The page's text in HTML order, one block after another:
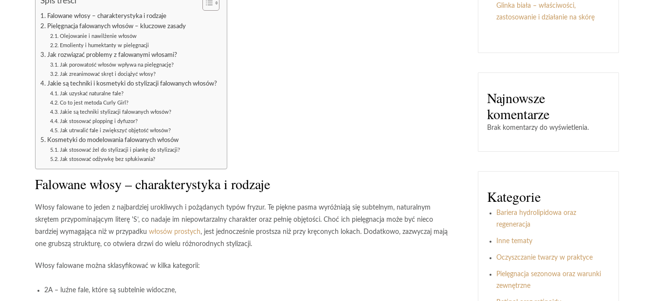
Falowane włosy – charakterystyka i rodzaje
Pielęgnacja falowanych włosów – kluczowe zasady
Olejowanie i nawilżenie włosów
Emolienty i humektanty w pielęgnacji
Jak rozwiązać problemy z falowanymi włosami?
Jak porowatość włosów wpływa na pielęgnację?
Jak zreanimować skręt i dociążyć włosy?
Jakie są techniki i kosmetyki do stylizacji falowanych włosów?
Jak uzyskać naturalne fale?
Co to jest metoda Curly Girl?
Jakie są techniki stylizacji falowanych włosów?
Jak stosować plopping i dyfuzor?
Jak utrwalić fale i zwiększyć objętość włosów?
Kosmetyki do modelowania falowanych włosów
Jak stosować żel do stylizacji i piankę do stylizacji?
Jak stosować odżywkę bez spłukiwania?
Falowane włosy – charakterystyka i rodzaje
Włosy falowane to jeden z najbardziej urokliwych i pożądanych typów fryzur. Te piękne pasma wyróżniają się subtelnym, naturalnym
skrętem przypominającym literę 'S’, co nadaje im niepowtarzalny charakter oraz pełnię objętości. Choć ich pielęgnacja może być nieco
bardziej wymagająca niż w przypadku włosów prostych, jest jednocześnie prostsza niż przy kręconych lokach. Dodatkowo, zazwyczaj mają
one grubszą strukturę, co otwiera drzwi do wielu różnorodnych stylizacji.
Włosy falowane można sklasyfikować w kilka kategorii:
2A– luźne fale, które są subtelnie widoczne,
Glinka biała – właściwości,
zastosowanie i działanie na skórę
Najnowsze
komentarze
Brak komentarzy do wyświetlenia.
Kategorie
Bariera hydrolipidowa oraz
regeneracja
Inne tematy
Oczyszczanie twarzy w praktyce
Pielęgnacja sezonowa oraz warunki
zewnętrzne